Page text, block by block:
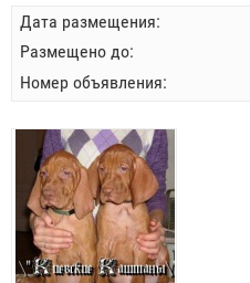
Дата размещения:
Размещено до:
Номер объявления: